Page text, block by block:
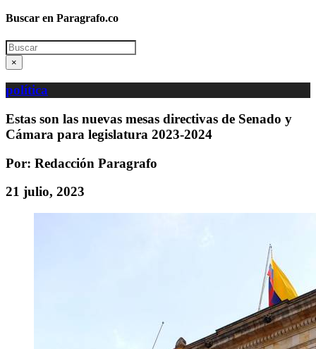
Buscar en Paragrafo.co
Search
×
política
Estas son las nuevas mesas directivas de Senado y
Cámara para legislatura 2023-2024
Por: Redacción Paragrafo
21 julio, 2023